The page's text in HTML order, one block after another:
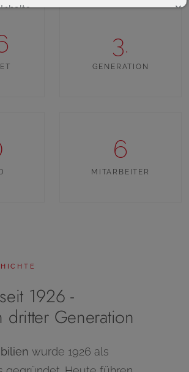
3.
GENERATION
6
MITARBEITER
1926 -
dritter Generation
wurde 1926 als